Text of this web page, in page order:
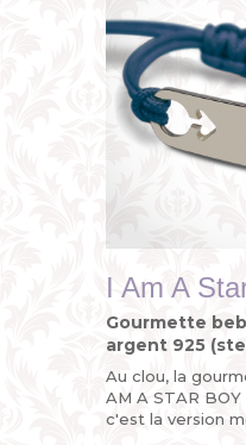
I Am A
Gourmette
argent 925
Au clou, la
AM A STAR
c'est la version